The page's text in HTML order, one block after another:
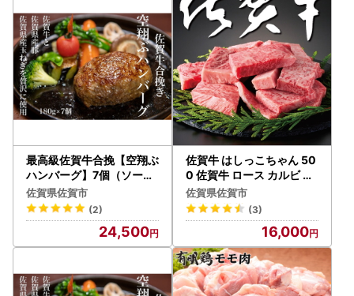
最高級佐賀牛合挽【空翔ぶ
ハンバーグ】7個（ソース
付）：B245-001
佐賀県佐賀市
(2)
24,500
佐賀牛 はしっこちゃん 50
0 佐賀牛 ロース カルビ 焼
肉：B160-029
佐賀県佐賀市
(3)
16,000